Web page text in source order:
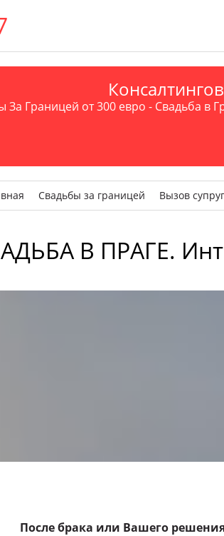
За Границей от 300 евро - Свадьба в
Свадьбы за границей Вызов
В ПРАГЕ.
После брака или Вашего